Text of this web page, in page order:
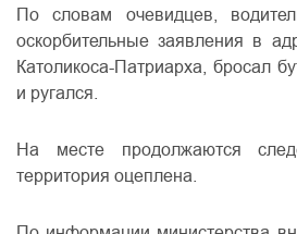
По словам очевидцев,
оскорбительные заявления в
Католикоса-Патриарха, бросал
и ругался.
На месте продолжаются
территория оцеплена.